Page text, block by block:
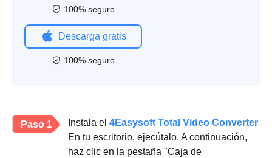
100% seguro
Descarga gratis
100% seguro
Paso 1 Instala el 4Easysoft Total Video Converter
En tu escritorio, ejecútalo. A continuación,
haz clic en la pestaña "Caja de